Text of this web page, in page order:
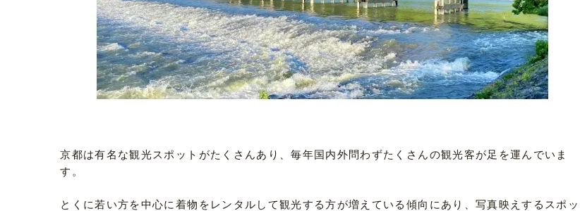
京都は有名な観光スポットがたくさんあり、毎年国内外問わずたくさんの観光客が足を運んでいま
す。
とくに若い方を中心に着物をレンタルして観光する方が増えている傾向にあり、写真映えするスポッ